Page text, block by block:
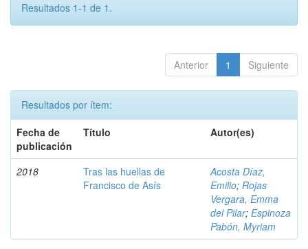
Resultados 1-1 de 1.
Anterior 1 Siguiente
Resultados por ítem:
Fecha de
publicación
Título Autor(es)
2018
Tras las huellas de
Francisco de Asís
Acosta Díaz,
Emilio; Rojas
Vergara, Emma
del Pilar; Espinoza
Pabón, Myriam